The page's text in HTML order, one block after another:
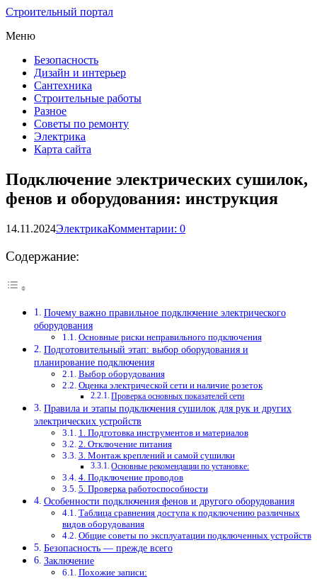
Строительный портал
Меню
Безопасность
Дизайн и интерьер
Сантехника
Строительные работы
Разное
Советы по ремонту
Электрика
Карта сайта
Подключение электрических сушилок,
фенов и оборудования: инструкция
14.11.2024ЭлектрикаКомментарии: 0
Содержание:
Почему важно правильное подключение электрического
оборудования
Основные риски неправильного подключения
Подготовительный этап: выбор оборудования и
планирование подключения
Выбор оборудования
Оценка электрической сети и наличие розеток
Проверка основных показателей сети
Правила и этапы подключения сушилок для рук и других
электрических устройств
1. Подготовка инструментов и материалов
2. Отключение питания
3. Монтаж креплений и самой сушилки
Основные рекомендации по установке:
4. Подключение проводов
5. Проверка работоспособности
Особенности подключения фенов и другого оборудования
Таблица сравнения доступа к подключению различных
видов оборудования
Общие советы по эксплуатации подключенных устройств
Безопасность — прежде всего
Заключение
Похожие записи: